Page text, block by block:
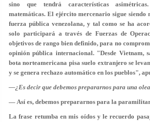
sino que tendrá características
matemáticas. El ejército mercenario sigue siendo
fuerza pública venezolana, y tal como se ha
solo participará a través de Fuerzas de
objetivos de rango bien definido, para no
opinión pública internacional. "Desde Vietnam,
bota norteamericana pisa suelo extranjero se
y se genera rechazo automático en los pueblos",
—¿Es decir que debemos prepararnos para una
— Así es, debemos prepararnos para la
La frase retumba en mis oídos y le recuerdo